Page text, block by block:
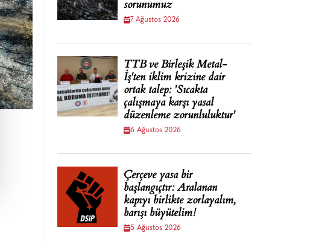
sorunumuz
7 Ağustos 2026
TTB ve Birleşik Metal-
İş'ten iklim krizine dair
ortak talep: 'Sıcakta
çalışmaya karşı yasal
düzenleme zorunluluktur'
6 Ağustos 2026
Çerçeve yasa bir
başlangıçtır: Aralanan
kapıyı birlikte zorlayalım,
barışı büyütelim!
5 Ağustos 2026